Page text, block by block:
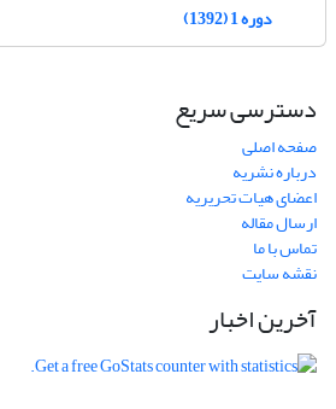
دوره 1 (1392)
دسترسی سریع
صفحه اصلی
درباره نشریه
اعضای هیات تحریریه
ارسال مقاله
تماس با ما
نقشه سایت
آخرین اخبار